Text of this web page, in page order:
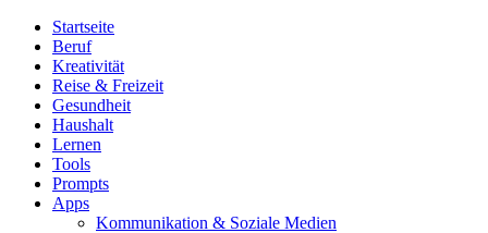
Startseite
Beruf
Kreativität
Reise & Freizeit
Gesundheit
Haushalt
Lernen
Tools
Prompts
Apps
Kommunikation & Soziale Medien